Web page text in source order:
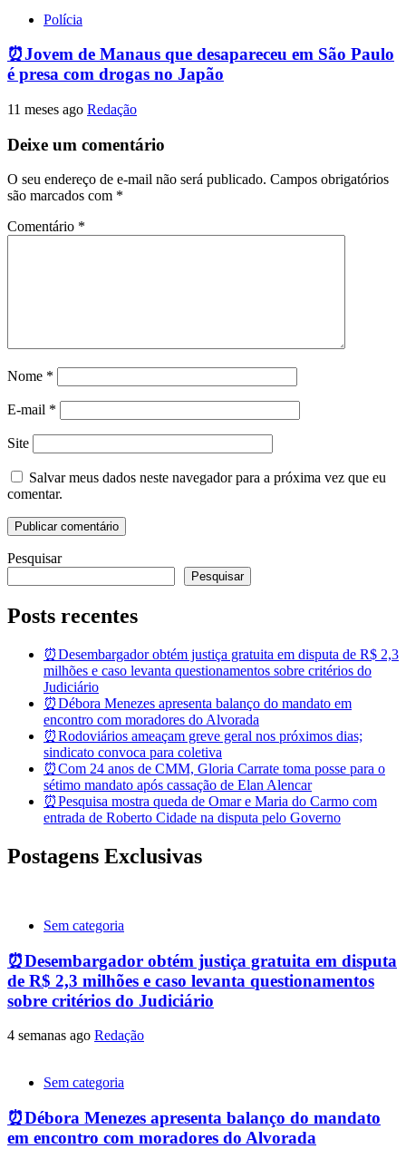
Polícia
⏰Jovem de Manaus que desapareceu em São Paulo
é presa com drogas no Japão
11 meses ago Redação
Deixe um comentário
O seu endereço de e-mail não será publicado. Campos obrigatórios
são marcados com *
Comentário *
Nome *
E-mail *
Site
Salvar meus dados neste navegador para a próxima vez que eu
comentar.
Pesquisar
Pesquisar
Posts recentes
⏰Desembargador obtém justiça gratuita em disputa de R$ 2,3
milhões e caso levanta questionamentos sobre critérios do
Judiciário
⏰Débora Menezes apresenta balanço do mandato em
encontro com moradores do Alvorada
⏰Rodoviários ameaçam greve geral nos próximos dias;
sindicato convoca para coletiva
⏰Com 24 anos de CMM, Gloria Carrate toma posse para o
sétimo mandato após cassação de Elan Alencar
⏰Pesquisa mostra queda de Omar e Maria do Carmo com
entrada de Roberto Cidade na disputa pelo Governo
Postagens Exclusivas
Sem categoria
⏰Desembargador obtém justiça gratuita em disputa
de R$ 2,3 milhões e caso levanta questionamentos
sobre critérios do Judiciário
4 semanas ago Redação
Sem categoria
⏰Débora Menezes apresenta balanço do mandato
em encontro com moradores do Alvorada